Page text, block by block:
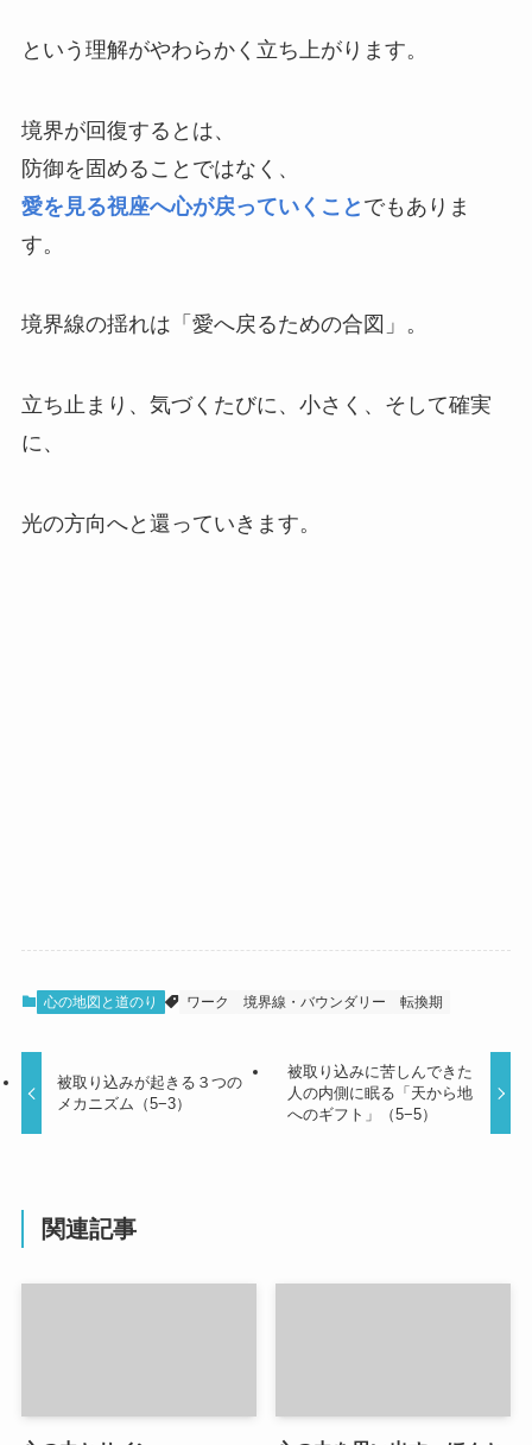
という理解がやわらかく立ち上がります。
境界が回復するとは、
防御を固めることではなく、
愛を見る視座へ心が戻っていくこと でもありま
す。
境界線の揺れは「愛へ戻るための合図」。
立ち止まり、気づくたびに、小さく、そして確実
に、
光の方向へと還っていきます。
心の地図と道のり ワーク 境界線・バウンダリー 転換期
被取り込みが起きる３つの
メカニズム（5−3）
被取り込みに苦しんできた
人の内側に眠る「天から地
へのギフト」（5−5）
関連記事